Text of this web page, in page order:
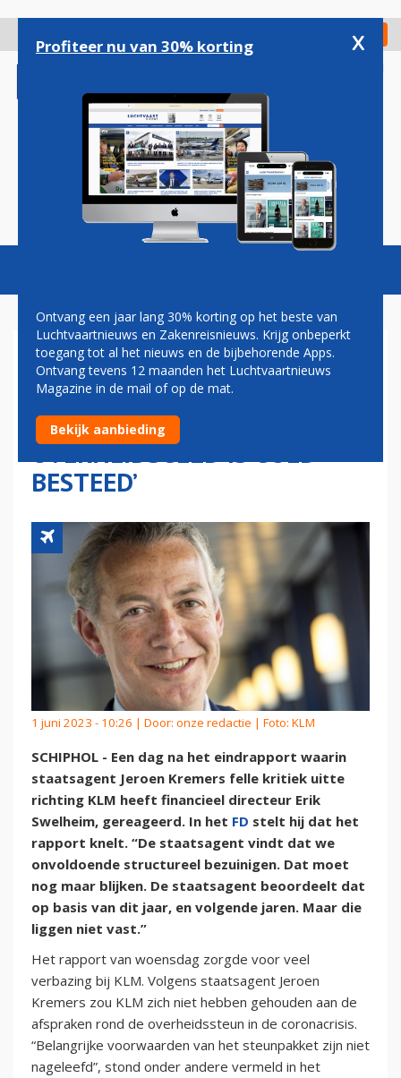
gaan
Check in
Magazine Podcasts Vacatures
FINANCIEEL TOPMAN KLM
REAGEERT OP KRITISCH
RAPPORT: ‘HET
OVERHEIDSGELD IS GOED
BESTEED’
1 juni 2023 - 10:26 | Door: onze redactie | Foto: KLM
SCHIPHOL - Een dag na het eindrapport waarin
staatsagent Jeroen Kremers felle kritiek uitte
richting KLM heeft financieel directeur Erik
Swelheim, gereageerd. In het FD stelt hij dat het
rapport knelt. “De staatsagent vindt dat we
onvoldoende structureel bezuinigen. Dat moet
nog maar blijken. De staatsagent beoordeelt dat
op basis van dit jaar, en volgende jaren. Maar die
liggen niet vast.”
Het rapport van woensdag zorgde voor veel
verbazing bij KLM. Volgens staatsagent Jeroen
Kremers zou KLM zich niet hebben gehouden aan de
afspraken rond de overheidssteun in de coronacrisis.
“Belangrijke voorwaarden van het steunpakket zijn niet
nageleefd”, stond onder andere vermeld in het
Profiteer nu van 30% korting x
Ontvang een jaar lang 30% korting op het beste van
Luchtvaartnieuws en Zakenreisnieuws. Krijg onbeperkt
toegang tot al het nieuws en de bijbehorende Apps.
Ontvang tevens 12 maanden het Luchtvaartnieuws
Magazine in de mail of op de mat.
Bekijk aanbieding